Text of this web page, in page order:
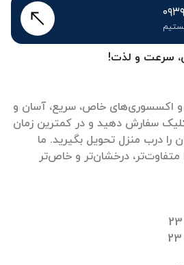
سرعت و لذت!
و اکسسوری‌های خاص، سریع، آسان و
سفارش دهید و در کمترین زمان
درب منزل تحویل بگیرید. ما
متفاوت‌تر، درخشان‌تر و خاص‌تر